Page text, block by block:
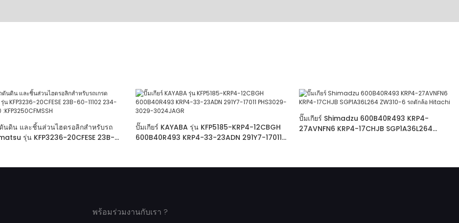
นดิน และชิ้นส่วนไฮดรอลิกสำหรับรถ
รุ่น KFP3236-20CFESE 23B-
ปั๊มเกียร์ KAYABA รุ่น KFP5185-KRP4-12CBGH
600B40R493 KRP4-33-23ADN 291Y7-17011
ปั๊มเกียร์ Shimadzu 600B40R493 KRP4-
27AVNFN6 KRP4-17CHJB SGP1A36L264
พร้อมร่วมงานกับเรา ?